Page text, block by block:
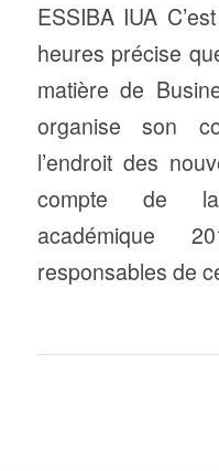
ESSIBA IUA
heures précise
matière de
organise son
l’endroit des
compte de
académique
responsables de